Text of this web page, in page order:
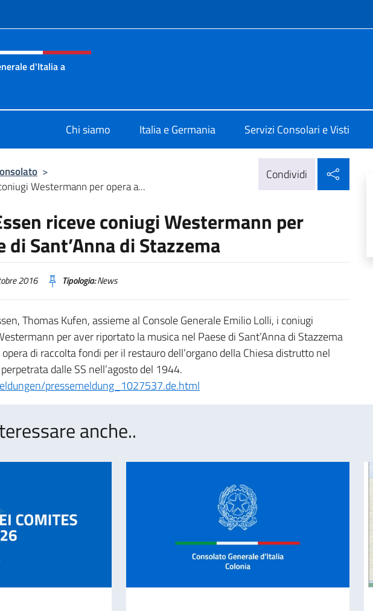
e menù
d'Italia a
Chi siamo Italia e Germania Servizi Consolari e Visti
>
Westermann per opera a...
Condividi
riceve coniugi Westermann per
di Sant’Anna di Stazzema
2016 Tipologia:News
Thomas Kufen, assieme al Console Generale Emilio Lolli, i coniugi
per aver riportato la musica nel Paese di Sant’Anna di Stazzema
di raccolta fondi per il restauro dell’organo della Chiesa distrutto nel
dalle SS nell’agosto del 1944.
pressemeldung_1027537.de.html
anche..